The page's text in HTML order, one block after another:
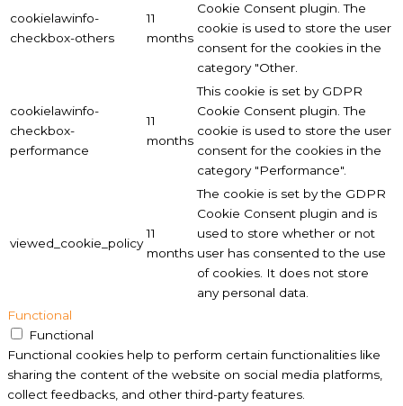
cookielawinfo-
checkbox-others
11
months
Cookie Consent plugin. The
cookie is used to store the user
consent for the cookies in the
category "Other.
cookielawinfo-
checkbox-
performance
11
months
This cookie is set by GDPR
Cookie Consent plugin. The
cookie is used to store the user
consent for the cookies in the
category "Performance".
viewed_cookie_policy
11
months
The cookie is set by the GDPR
Cookie Consent plugin and is
used to store whether or not
user has consented to the use
of cookies. It does not store
any personal data.
Functional
Functional
Functional cookies help to perform certain functionalities like
sharing the content of the website on social media platforms,
collect feedbacks, and other third-party features.